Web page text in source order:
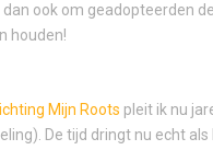
dan ook om geadopteerden
houden!
Mijn Roots pleit ik nu
De tijd dringt nu echt